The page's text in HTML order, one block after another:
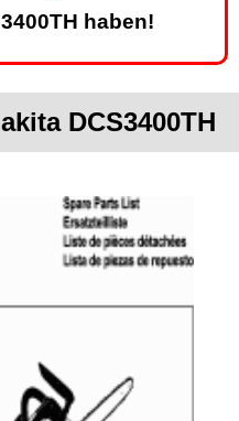
haben!
DCS3400TH